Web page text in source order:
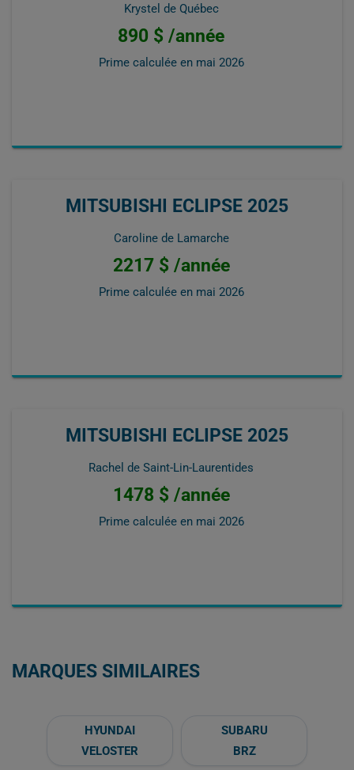
Krystel de Québec
890 $ /année
Prime calculée en mai 2026
MITSUBISHI ECLIPSE 2025
Caroline de Lamarche
2217 $ /année
Prime calculée en mai 2026
MITSUBISHI ECLIPSE 2025
Rachel de Saint-Lin-Laurentides
1478 $ /année
Prime calculée en mai 2026
MARQUES SIMILAIRES
HYUNDAI
VELOSTER
SUBARU
BRZ